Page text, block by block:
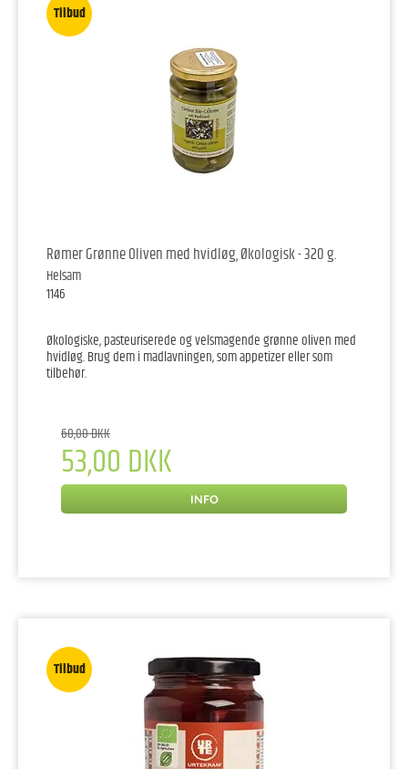
Tilbud
Rømer Grønne Oliven med hvidløg, Økologisk - 320 g.
Helsam
1146
Økologiske, pasteuriserede og velsmagende grønne oliven med
hvidløg. Brug dem i madlavningen, som appetizer eller som
tilbehør.
60,00 DKK
53,00 DKK
INFO
Tilbud